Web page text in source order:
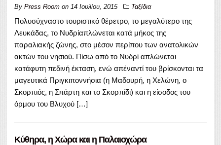
By Press Room on 14 Ιουλίου, 2015 Ταξίδια
Πολυσύχναστο τουριστικό θέρετρο, το μεγαλύτερο της
Λευκάδας, το Νυδρίαπλώνεται κατά μήκος της
παραλιακής ζώνης, στο μέσον περίπου των ανατολικών
ακτών του νησιού. Πίσω από το Νυδρί απλώνεται
κατάφυτη πεδινή έκταση, ενώ απέναντί του βρίσκονται τα
μαγευτικά Πριγκιποννήσια (η Μαδουρή, η Χελώνη, ο
Σκορπιός, η Σπάρτη και το Σκορπίδι) και η είσοδος του
όρμου του Βλυχού […]
Κύθηρα, η Χώρα και η Παλαιοχώρα